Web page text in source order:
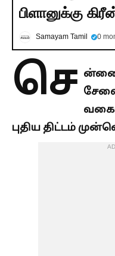
பிளானுக்கு
Samayam Tamil 0
செ
புதிய திட்டம்